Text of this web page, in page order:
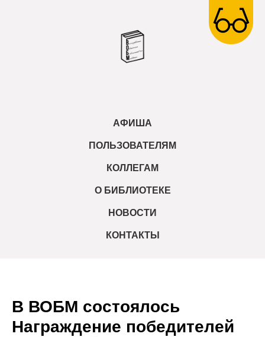
АФИША
ПОЛЬЗОВАТЕЛЯМ
КОЛЛЕГАМ
О БИБЛИОТЕКЕ
НОВОСТИ
КОНТАКТЫ
В ВОБМ состоялось
Награждение победителей